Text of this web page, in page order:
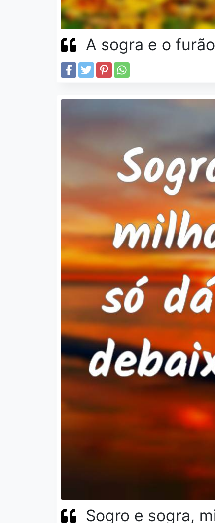
A sogra e o
Sogro e sogra,